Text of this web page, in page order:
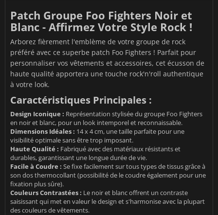
Patch Groupe Foo Fighters Noir et
Blanc - Affirmez Votre Style Rock !
Arborez fièrement l'emblème de votre groupe de rock
préféré avec ce superbe patch Foo Fighters ! Parfait pour
personnaliser vos vêtements et accessoires, cet écusson de
haute qualité apportera une touche rock'n'roll authentique
à votre look.
Caractéristiques Principales :
Design Iconique : Représentation stylisée du groupe Foo Fighters
en noir et blanc, pour un look intemporel et reconnaissable.
Dimensions Idéales : 14 x 4 cm, une taille parfaite pour une
visibilité optimale sans être trop imposant.
Haute Qualité : Fabriqué avec des matériaux résistants et
durables, garantissant une longue durée de vie.
Facile à Coudre : Se fixe facilement sur tous types de tissus grâce à
son dos thermocollant (possibilité de le coudre également pour une
fixation plus sûre).
Couleurs Contrastées : Le noir et blanc offrent un contraste
saisissant qui met en valeur le design et s'harmonise avec la plupart
des couleurs de vêtements.